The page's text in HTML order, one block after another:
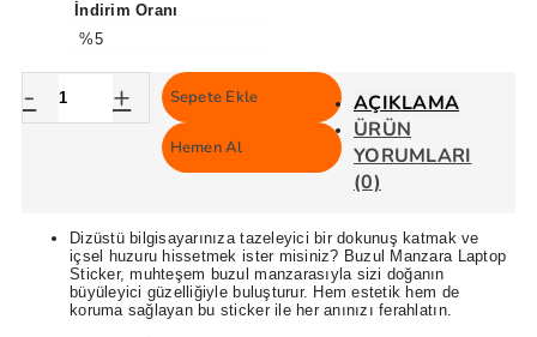
İndirim Oranı
%5
- + Sepete Ekle
Hemen Al
AÇIKLAMA
ÜRÜN
YORUMLARI
(0)
Dizüstü bilgisayarınıza tazeleyici bir dokunuş katmak ve
içsel huzuru hissetmek ister misiniz? Buzul Manzara Laptop
Sticker, muhteşem buzul manzarasıyla sizi doğanın
büyüleyici güzelliğiyle buluşturur. Hem estetik hem de
koruma sağlayan bu sticker ile her anınızı ferahlatın.